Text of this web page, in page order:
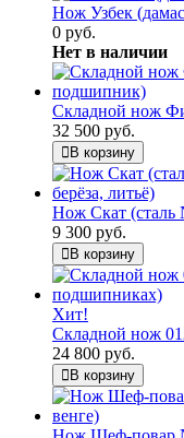
Нож Узбек
0 руб.
Нет в наличии
Складной нож
32 500 руб.
В корзину
Нож Скат (сталь
9 300 руб.
В корзину
Хит!
Складной нож
24 800 руб.
В корзину